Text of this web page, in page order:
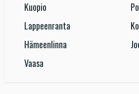
Kuopio
Lappeenranta
Hämeenlinna
Vaasa